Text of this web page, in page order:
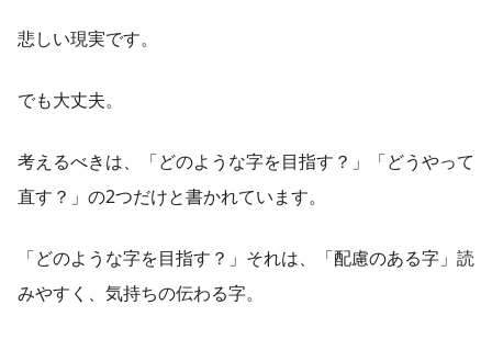
悲しい現実です。
でも大丈夫。
考えるべきは、「どのような字を目指す？」「どうやって
直す？」の2つだけと書かれています。
「どのような字を目指す？」それは、「配慮のある字」読
みやすく、気持ちの伝わる字。